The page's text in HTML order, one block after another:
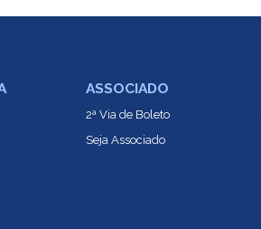
ASSOCIADO
2ª Via de Boleto
Seja Associado